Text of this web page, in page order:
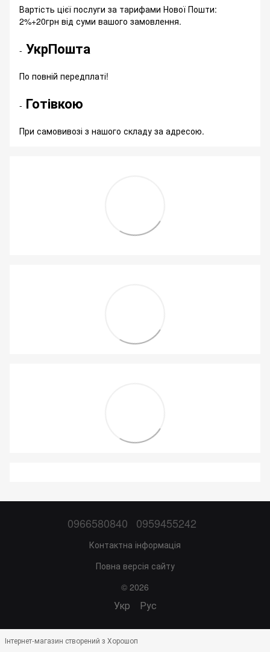
Вартість цієї послуги за тарифами Нової Пошти:
2%+20грн від суми вашого замовлення.
- УкрПошта
По повній передплаті!
- Готівкою
При самовивозі з нашого складу за адресою.
0966580840 0959455242
Контактна інформація
Повна версія сайту
© 2026
Укр Рус
Інтернет-магазин створений з Хорошоп